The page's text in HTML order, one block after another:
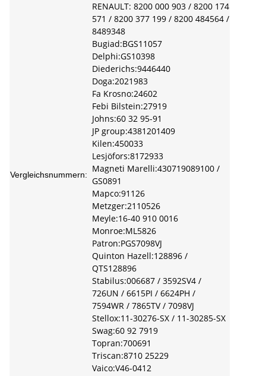
Vergleichsnummern:
RENAULT: 8200 000 903 / 8200 174
571 / 8200 377 199 / 8200 484564 /
8489348
Bugiad:BGS11057
Delphi:GS10398
Diederichs:9446440
Doga:2021983
Fa Krosno:24602
Febi Bilstein:27919
Johns:60 32 95-91
JP group:4381201409
Kilen:450033
Lesjöfors:8172933
Magneti Marelli:430719089100 /
GS0891
Mapco:91126
Metzger:2110526
Meyle:16-40 910 0016
Monroe:ML5826
Patron:PGS7098VJ
Quinton Hazell:128896 /
QTS128896
Stabilus:006687 / 3592SV4 /
726UN / 6615PI / 6624PH /
7594WR / 7865TV / 7098VJ
Stellox:11-30276-SX / 11-30285-SX
Swag:60 92 7919
Topran:700691
Triscan:8710 25229
Vaico:V46-0412